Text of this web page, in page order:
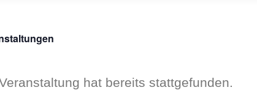
hat bereits stattgefunden.